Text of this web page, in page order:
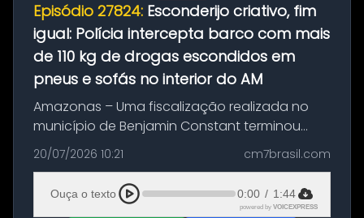
Episódio 27824: Esconderijo criativo, fim
igual: Polícia intercepta barco com mais
de 110 kg de drogas escondidos em
pneus e sofás no interior do AM
Amazonas – Uma fiscalização realizada no
município de Benjamin Constant terminou
com a apreensão de aproximadamente 115
quilos de entorpecentes em uma
embarcação atracada no porto da cidade. O
materia...
20/07/2026 10:21 cm7brasil.com
Ouça o texto 0:00 / 1:44
powered by VOICEXPRESS